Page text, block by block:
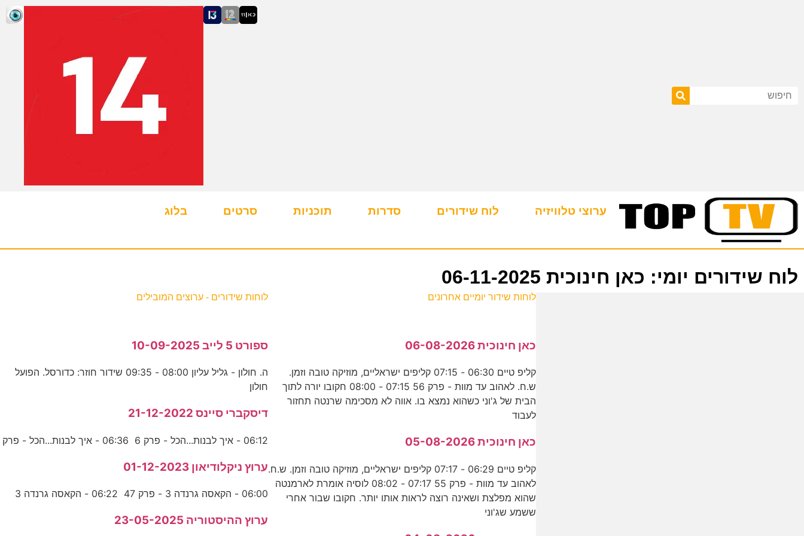
ערוצי טלוויזיה לוח שידורים סדרות תוכניות סרטים בלוג
לוח שידורים יומי: כאן חינוכית 06-11-2025
לוחות שידור יומיים אחרונים
כאן חינוכית 06-08-2026
קליפ טיים 06:30 - 07:15 קליפים ישראליים, מוזיקה טובה וזמן.
ש.ח. לאהוב עד מוות - פרק 56 07:15 - 08:00 חקובו יורה לתוך
הבית של ג'וני כשהוא נמצא בו. אווה לא מסכימה שרנטה תחזור
לעבוד
כאן חינוכית 05-08-2026
קליפ טיים 06:29 - 07:17 קליפים ישראליים, מוזיקה טובה וזמן. ש.ח.
לאהוב עד מוות - פרק 55 07:17 - 08:02 לוסיה אומרת לארמנטה
שהוא מפלצת ושאינה רוצה לראות אותו יותר. חקובו שבור אחרי
ששמע שג'וני
לוחות שידורים - ערוצים המובילים
ספורט 5 לייב 10-09-2025
ה. חולון - גליל עליון 08:00 - 09:35 שידור חוזר: כדורסל. הפועל
חולון
דיסקברי סיינס 21-12-2022
06:12 - איך לבנות...הכל - פרק 6 06:36 - איך לבנות...הכל - פרק
ערוץ ניקלודיאון 01-12-2023
06:00 - הקאסה גרנדה 3 - פרק 47 06:22 - הקאסה גרנדה 3
ערוץ ההיסטוריה 23-05-2025